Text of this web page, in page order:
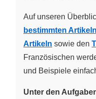
Auf unseren
bestimmten Artikeln
Artikeln sowie den
Französischen
und Beispiele
Unter den